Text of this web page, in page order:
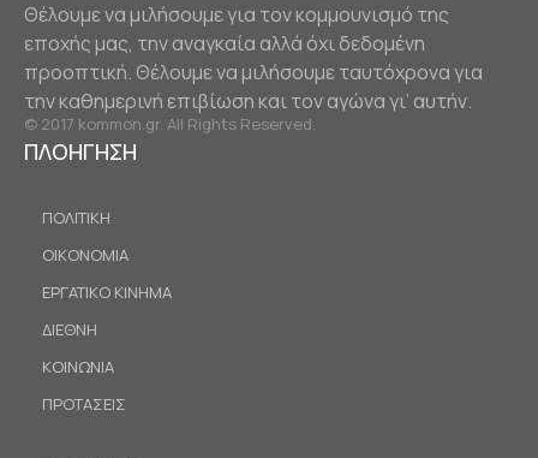
Θέλουμε να μιλήσουμε για τον κομμουνισμό της
εποχής μας, την αναγκαία αλλά όχι δεδομένη
προοπτική. Θέλουμε να μιλήσουμε ταυτόχρονα για
την καθημερινή επιβίωση και τον αγώνα γι’ αυτήν.
© 2017 kommon.gr. All Rights Reserved.
ΠΛΟΗΓΗΣΗ
ΠΟΛΙΤΙΚΗ
ΟΙΚΟΝΟΜΙΑ
ΕΡΓΑΤΙΚΟ ΚΙΝΗΜΑ
ΔΙΕΘΝΗ
ΚΟΙΝΩΝΙΑ
ΠΡΟΤΑΣΕΙΣ